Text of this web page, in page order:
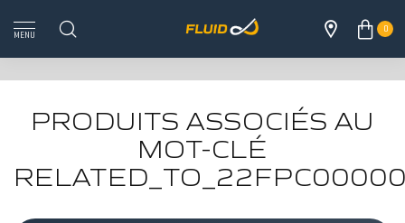
TOUS LES
MENU
0
PRODUITS ASSOCIÉS AU
MOT-CLÉ